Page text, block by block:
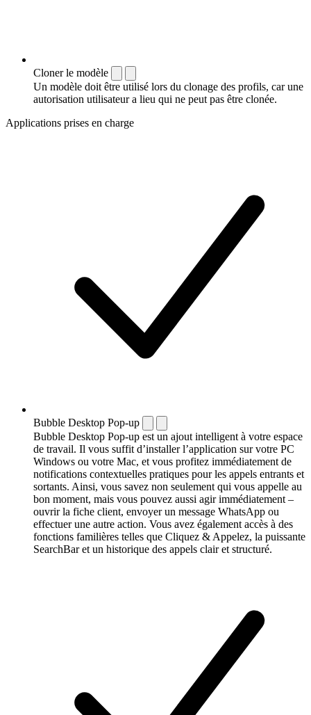
Cloner le modèle
Un modèle doit être utilisé lors du clonage des profils, car une
autorisation utilisateur a lieu qui ne peut pas être clonée.
Applications prises en charge
Bubble Desktop Pop-up
Bubble Desktop Pop-up est un ajout intelligent à votre espace
de travail. Il vous suffit d’installer l’application sur votre PC
Windows ou votre Mac, et vous profitez immédiatement de
notifications contextuelles pratiques pour les appels entrants et
sortants. Ainsi, vous savez non seulement qui vous appelle au
bon moment, mais vous pouvez aussi agir immédiatement –
ouvrir la fiche client, envoyer un message WhatsApp ou
effectuer une autre action. Vous avez également accès à des
fonctions familières telles que Cliquez & Appelez, la puissante
SearchBar et un historique des appels clair et structuré.